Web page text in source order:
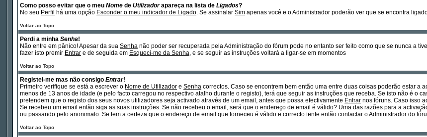
Como posso evitar que o meu Nome de Utilizadorapareça na lista de Ligados?
No seu Perfil há uma opção Esconder o meu indicador de Ligado. Se assinalar Sim apenas você e o Administrador poderão ver que se encontra
Voltar ao Topo
Perdi a minha Senha!
Não entre em pânico! Apesar da sua Senha não poder ser recuperada pela Administração do fórum pode no entanto ser feito como que se nunca a
fazer isto premir Entrar e de seguida em Esqueci-me da Senha, e se seguir as instruções voltará a ligar-se em momentos
Voltar ao Topo
Registei-me mas não consigo Entrar!
Primeiro verifique se está a escrever o Nome de Utilizador e Senha correctos. Caso se encontrem bem então uma entre duas coisas poderão estar a
menos de 13 anos de idade (e pelo facto carregou no respectivo atalho durante o registo), terá que seguir as instruções que receba. Se isto não é o
pretendem que o registo dos seus novos utilizadores seja activado através de um email, antes que possa efectivamente Entrar nos fóruns. Caso isso
Se recebeu um email então siga as suas instruções. Se não recebeu o email, será que o endereço de email é válido? Uma das razões para a
ou passando pelo anonimato. Se tem a certeza que o endereço de email que forneceu é válido e correcto tente então contactar o Administrador do
Voltar ao Topo